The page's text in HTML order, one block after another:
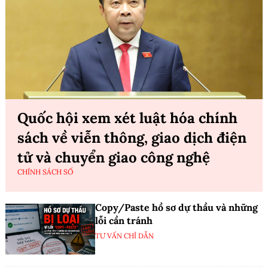
Quốc hội xem xét luật hóa chính
sách về viễn thông, giao dịch điện
tử và chuyển giao công nghệ
CHÍNH SÁCH SỐ
Copy/Paste hồ sơ dự thầu và những
lỗi cần tránh
TƯ VẤN CHỈ DẪN